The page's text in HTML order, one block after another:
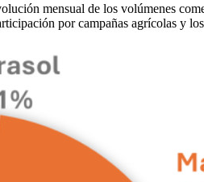
mensual de los volúmenes
por campañas agrícolas y